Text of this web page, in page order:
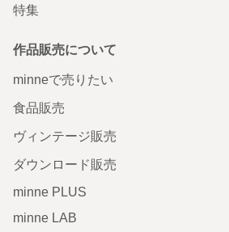
特集
作品販売について
minneで売りたい
食品販売
ヴィンテージ販売
ダウンロード販売
minne PLUS
minne LAB